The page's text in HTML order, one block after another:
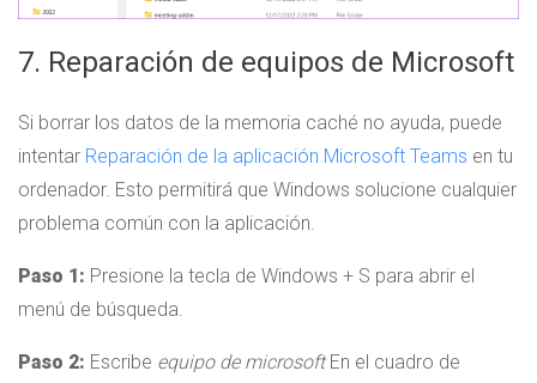
7. Reparación de equipos de Microsoft
Si borrar los datos de la memoria caché no ayuda, puede
intentar Reparación de la aplicación Microsoft Teams en tu
ordenador. Esto permitirá que Windows solucione cualquier
problema común con la aplicación.
Paso 1: Presione la tecla de Windows + S para abrir el
menú de búsqueda.
Paso 2: Escribe equipo de microsoftEn el cuadro de